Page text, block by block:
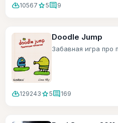
cloud_download10567 star5comment9
Doodle Jump
Забавная игра про
cloud_download129243 star5comment169